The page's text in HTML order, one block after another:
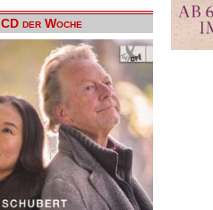
CD der Woche